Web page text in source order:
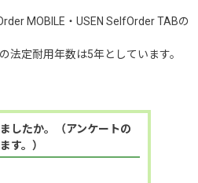
MOBILE・USEN SelfOrder TABの
法定耐用年数は5年としています。
したか。（アンケートの
す。）